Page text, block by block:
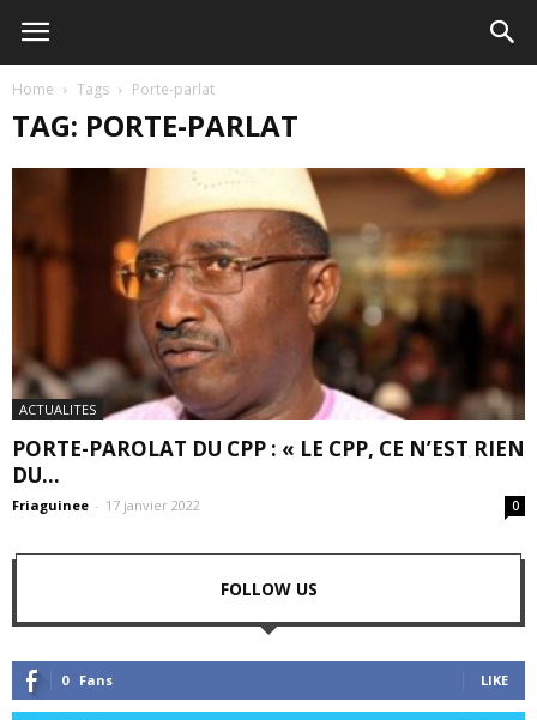
Home Tags Porte-parlat
TAG: PORTE-PARLAT
ACTUALITES
PORTE-PAROLAT DU CPP : « LE CPP, CE N’EST RIEN
DU...
Friaguinee - 17 janvier 2022 0
FOLLOW US
0 Fans LIKE